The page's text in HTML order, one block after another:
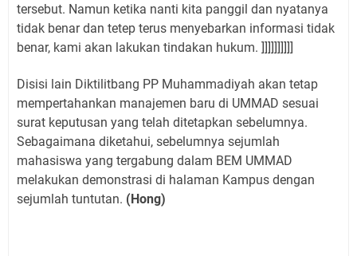
tersebut. Namun ketika nanti kita panggil dan nyatanya
tidak benar dan tetep terus menyebarkan informasi tidak
benar, kami akan lakukan tindakan hukum. ]]]]]]]]]]
Disisi lain Diktilitbang PP Muhammadiyah akan tetap
mempertahankan manajemen baru di UMMAD sesuai
surat keputusan yang telah ditetapkan sebelumnya.
Sebagaimana diketahui, sebelumnya sejumlah
mahasiswa yang tergabung dalam BEM UMMAD
melakukan demonstrasi di halaman Kampus dengan
sejumlah tuntutan. (Hong)